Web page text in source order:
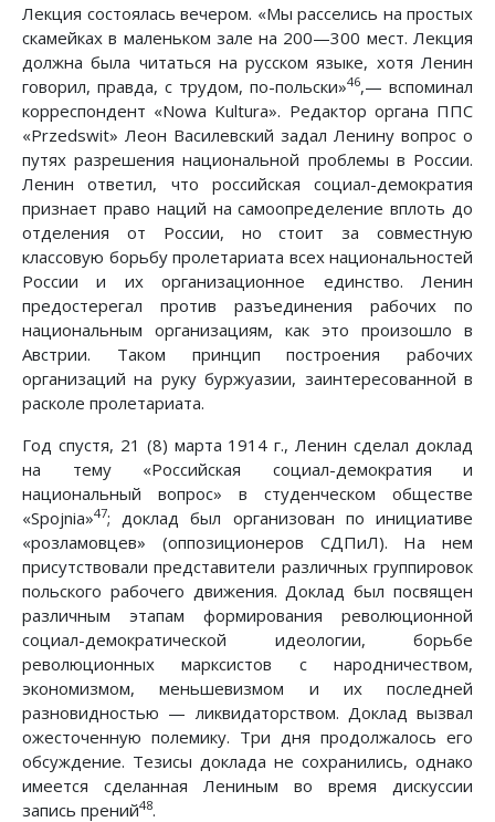
Лекция состоялась вечером. «Мы расселись на простых
скамейках в маленьком зале на 200—300 мест. Лекция
должна была читаться на русском языке, хотя Ленин
говорил, правда, с трудом, по-польски»46,— вспоминал
корреспондент «Nowa Kultura». Редактор органа ППС
«Przedswit» Леон Василевский задал Ленину вопрос о
путях разрешения национальной проблемы в России.
Ленин ответил, что российская социал-демократия
признает право наций на самоопределение вплоть до
отделения от России, но стоит за совместную
классовую борьбу пролетариата всех национальностей
России и их организационное единство. Ленин
предостерегал против разъединения рабочих по
национальным организациям, как это произошло в
Австрии. Таком принцип построения рабочих
организаций на руку буржуазии, заинтересованной в
расколе пролетариата.
Год спустя, 21 (8) марта 1914 г., Ленин сделал доклад
на тему «Российская социал-демократия и
национальный вопрос» в студенческом обществе
«Spojnia»47; доклад был организован по инициативе
«розламовцев» (оппозиционеров СДПиЛ). На нем
присутствовали представители различных группировок
польского рабочего движения. Доклад был посвящен
различным этапам формирования революционной
социал-демократической идеологии, борьбе
революционных марксистов с народничеством,
экономизмом, меньшевизмом и их последней
разновидностью — ликвидаторством. Доклад вызвал
ожесточенную полемику. Три дня продолжалось его
обсуждение. Тезисы доклада не сохранились, однако
имеется сделанная Лениным во время дискуссии
запись прений48.